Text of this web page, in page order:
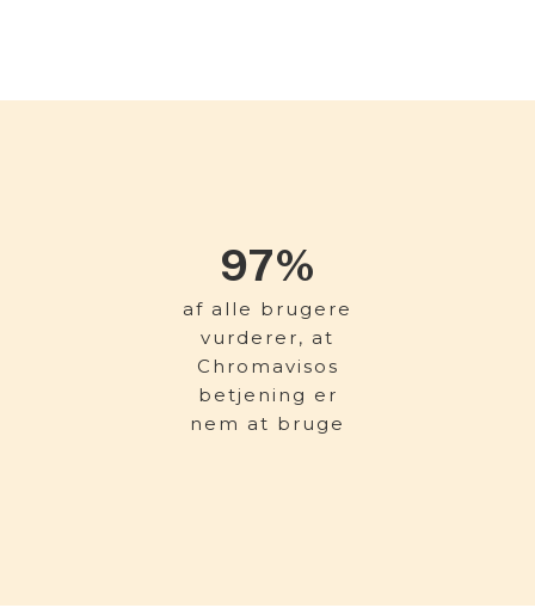
97%
af alle brugere
vurderer, at
Chromavisos
betjening er
nem at bruge